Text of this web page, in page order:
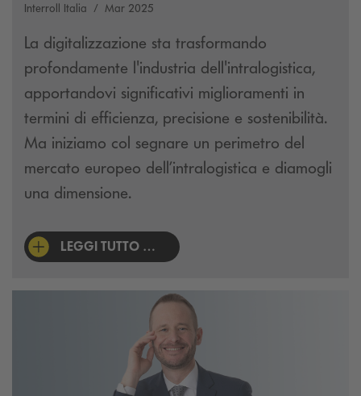
Interroll Italia Mar 2025
La digitalizzazione sta trasformando
profondamente l'industria dell'intralogistica,
apportandovi significativi miglioramenti in
termini di efficienza, precisione e sostenibilità.
Ma iniziamo col segnare un perimetro del
mercato europeo dell’intralogistica e diamogli
una dimensione.
LEGGI TUTTO …